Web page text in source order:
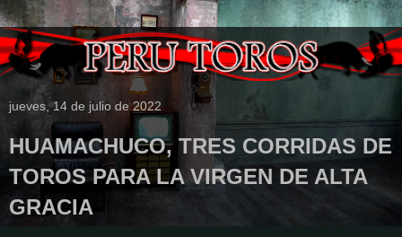
jueves, 14 de julio de 2022
HUAMACHUCO, TRES CORRIDAS DE
TOROS PARA LA VIRGEN DE ALTA
GRACIA